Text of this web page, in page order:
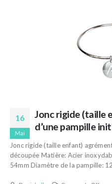
16
Mai
Jonc rigide (taille
d’une pampille
Jonc rigide (taille enfant)
découpée Matière: Acier
54mm Diamètre de la pampille: